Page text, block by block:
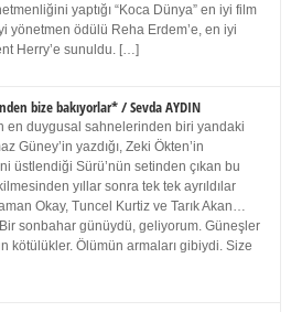
yaptığı “Koca Dünya” en iyi film
yönetmen ödülü Reha Erdem’e, en iyi
Herry’e sunuldu. […]
bize bakıyorlar* / Sevda AYDIN
en duygusal sahnelerinden biri yandaki
Güney’in yazdığı, Zeki Ökten’in
üstlendiği Sürü’nün setinden çıkan bu
yıllar sonra tek tek ayrıldılar
Okay, Tuncel Kurtiz ve Tarık Akan…
sonbahar günüydü, geliyorum. Güneşler
kötülükler. Ölümün armaları gibiydi. Size